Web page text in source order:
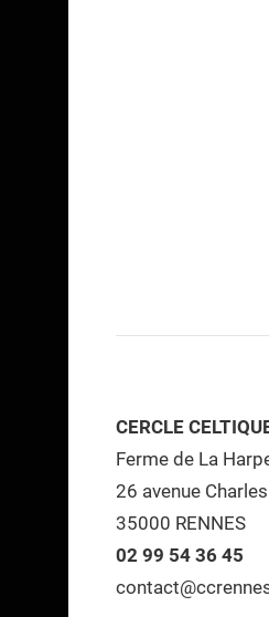
CERCLE
Ferme de La
26 avenue
35000 RENNES
02 99 54 36 45